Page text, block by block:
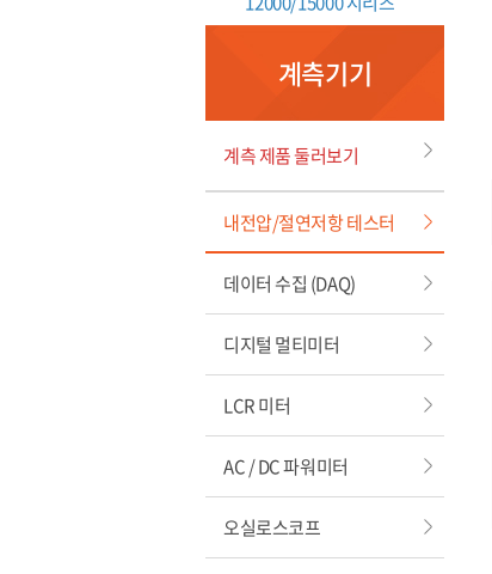
계측기기
계측 제품 둘러보기
내전압/절연저항 테스터
데이터 수집 (DAQ)
디지털 멀티미터
LCR 미터
AC / DC 파워미터
오실로스코프